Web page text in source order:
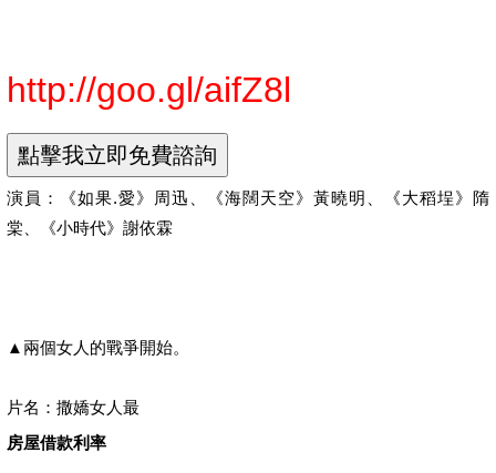
http://goo.gl/aifZ8l
演員：《如果.愛》周迅、《海闊天空》黃曉明、《大稻埕》隋
棠、《小時代》謝依霖
▲兩個女人的戰爭開始。
片名：撒嬌女人最
房屋借款利率